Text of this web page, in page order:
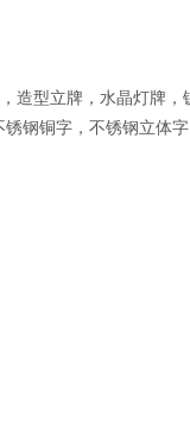
造型立牌，水晶灯牌，
钢铜字，不锈钢立体